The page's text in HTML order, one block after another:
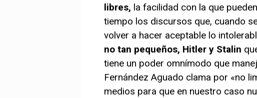
libres, la facilidad con la que
tiempo los discursos que, cuando
volver a hacer aceptable lo
no tan pequeños, Hitler y Stalin
tiene un poder omnímodo que
Fernández Aguado clama por «no
medios para que en nuestro caso